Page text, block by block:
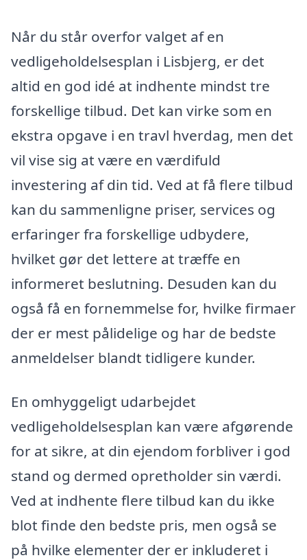
Når du står overfor valget af en
vedligeholdelsesplan i Lisbjerg, er det
altid en god idé at indhente mindst tre
forskellige tilbud. Det kan virke som en
ekstra opgave i en travl hverdag, men det
vil vise sig at være en værdifuld
investering af din tid. Ved at få flere tilbud
kan du sammenligne priser, services og
erfaringer fra forskellige udbydere,
hvilket gør det lettere at træffe en
informeret beslutning. Desuden kan du
også få en fornemmelse for, hvilke firmaer
der er mest pålidelige og har de bedste
anmeldelser blandt tidligere kunder.
En omhyggeligt udarbejdet
vedligeholdelsesplan kan være afgørende
for at sikre, at din ejendom forbliver i god
stand og dermed opretholder sin værdi.
Ved at indhente flere tilbud kan du ikke
blot finde den bedste pris, men også se
på hvilke elementer der er inkluderet i